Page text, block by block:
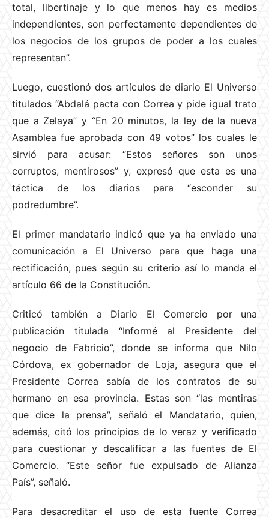
total, libertinaje y lo que menos hay es medios
independientes, son perfectamente dependientes de
los negocios de los grupos de poder a los cuales
representan”.
Luego, cuestionó dos artículos de diario El Universo
titulados “Abdalá pacta con Correa y pide igual trato
que a Zelaya” y “En 20 minutos, la ley de la nueva
Asamblea fue aprobada con 49 votos” los cuales le
sirvió para acusar: “Estos señores son unos
corruptos, mentirosos” y, expresó que esta es una
táctica de los diarios para “esconder su
podredumbre”.
El primer mandatario indicó que ya ha enviado una
comunicación a El Universo para que haga una
rectificación, pues según su criterio así lo manda el
artículo 66 de la Constitución.
Criticó también a Diario El Comercio por una
publicación titulada “Informé al Presidente del
negocio de Fabricio”, donde se informa que Nilo
Córdova, ex gobernador de Loja, asegura que el
Presidente Correa sabía de los contratos de su
hermano en esa provincia. Estas son “las mentiras
que dice la prensa”, señaló el Mandatario, quien,
además, citó los principios de lo veraz y verificado
para cuestionar y descalificar a las fuentes de El
Comercio. “Este señor fue expulsado de Alianza
País”, señaló.
Para desacreditar el uso de esta fuente Correa